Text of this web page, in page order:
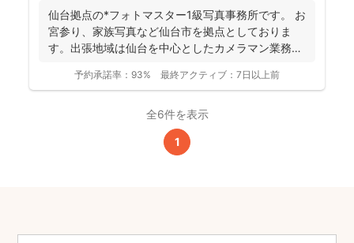
仙台拠点の*フォトマスター1級写真事務所です。 お
宮参り、家族写真など仙台市を拠点としておりま
す。出張地域は仙台を中心としたカメラマン業務を
予約承諾率： 93% 最終アクティブ： 7日以上前
全6件を表示
1